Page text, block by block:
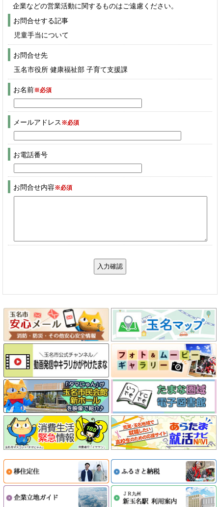
企業などの営業活動に関するものはご遠慮ください。
お問合せする記事
児童手当について
お問合せ先
玉名市役所 健康福祉部 子育て支援課
お名前※必須
メールアドレス ※必須
お電話番号
お問合せ内容※必須